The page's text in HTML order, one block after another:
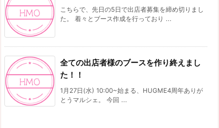
こちらで、先日の5日で出店者募集を締め切りまし
た。 着々とブース作成を行っており ...
全ての出店者様のブースを作り終えまし
た！！
1月27日(水) 10:00~始まる、HUGME4周年ありが
とうマルシェ。 今回 ...